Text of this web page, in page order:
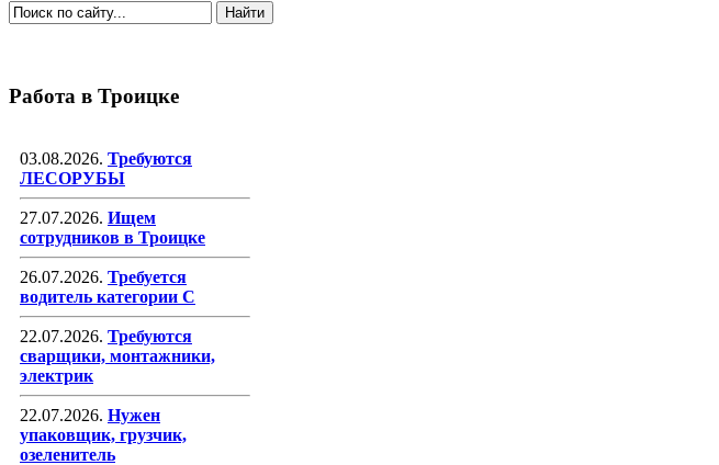
Работа в Троицке
03.08.2026. Требуются
ЛЕСОРУБЫ
27.07.2026. Ищем
сотрудников в Троицке
26.07.2026. Требуется
водитель категории С
22.07.2026. Требуются
сварщики, монтажники,
электрик
22.07.2026. Нужен
упаковщик, грузчик,
озеленитель